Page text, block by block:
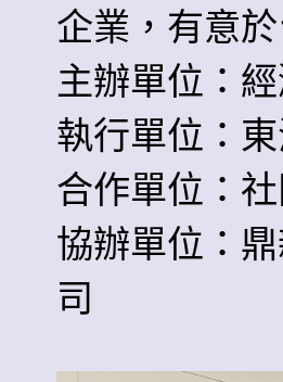
企業，有意
主辦單位：
執行單位：
合作單位：
協辦單位：
司